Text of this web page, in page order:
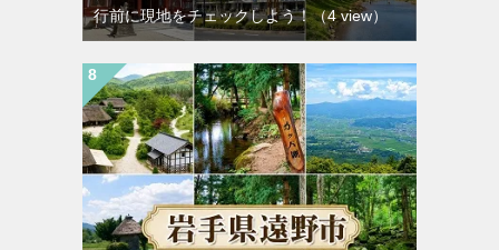
行前に現地をチェックしよう！（4 view）